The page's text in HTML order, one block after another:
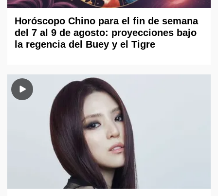
Horóscopo Chino para el fin de semana
del 7 al 9 de agosto: proyecciones bajo
la regencia del Buey y el Tigre